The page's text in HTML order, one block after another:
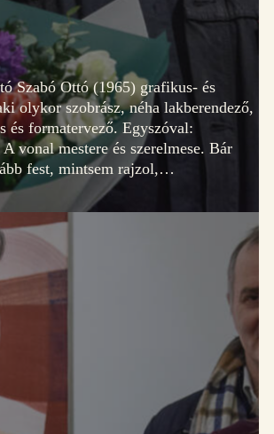
Szabó Ottó (1965) grafikus- és
olykor szobrász, néha lakberendező,
és formatervező. Egyszóval:
vonal mestere és szerelmese. Bár
fest, mintsem rajzol,…